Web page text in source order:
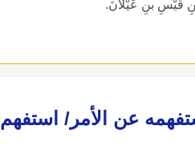
قَيْسِ بنِ عَيْلانَ.
عن الأمر/